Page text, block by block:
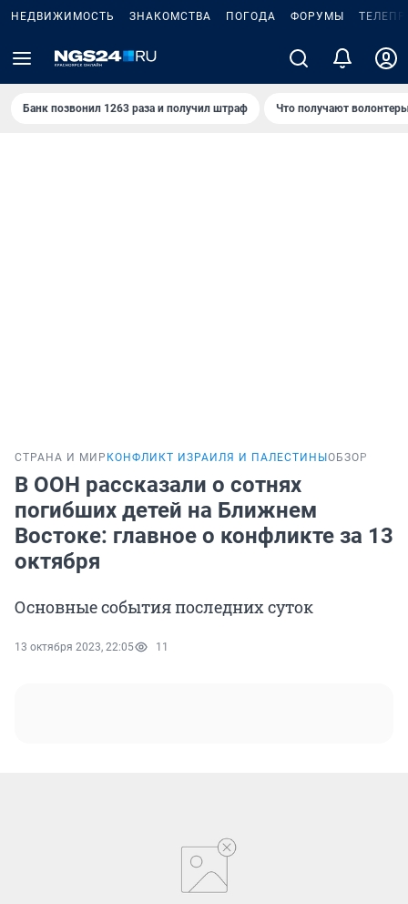
НЕДВИЖИМОСТЬ ЗНАКОМСТВА ПОГОДА ФОРУМЫ
Банк позвонил 1263 раза и получил штраф Что получают
СТРАНА И МИР КОНФЛИКТ ИЗРАИЛЯ И ПАЛЕСТИНЫ ОБЗОР
В ООН рассказали о сотнях
погибших детей на Ближнем
Востоке: главное о конфликте за 13
октября
Основные события последних суток
13 октября 2023, 22:05 11